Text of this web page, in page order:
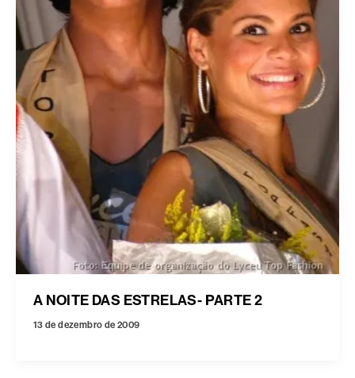
A NOITE DAS ESTRELAS- PARTE 2
13 de dezembro de 2009